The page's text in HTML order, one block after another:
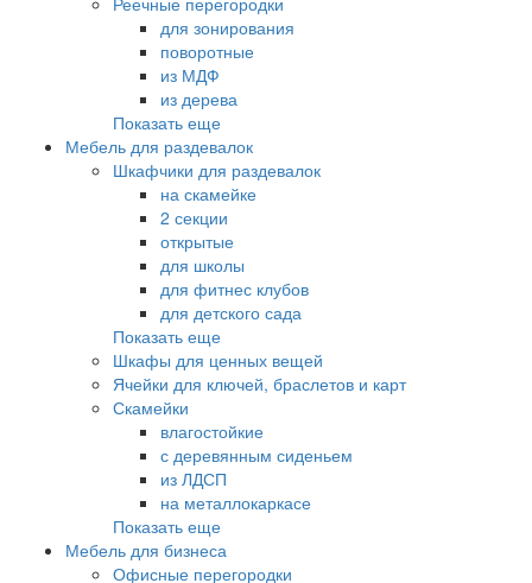
для зонирования
поворотные
из МДФ
из дерева
Показать еще
Мебель для раздевалок
Шкафчики для раздевалок
на скамейке
2 секции
открытые
для школы
для фитнес клубов
для детского сада
Показать еще
Шкафы для ценных вещей
Ячейки для ключей, браслетов и карт
Скамейки
влагостойкие
с деревянным сиденьем
из ЛДСП
на металлокаркасе
Показать еще
Мебель для бизнеса
Офисные перегородки